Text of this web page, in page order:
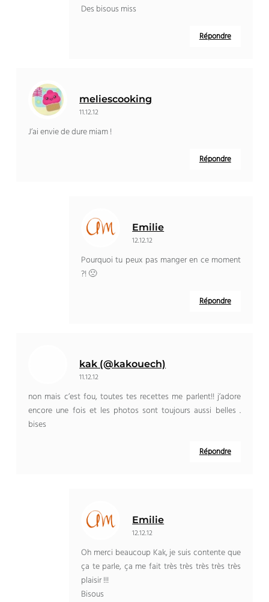
Des bisous miss
Répondre
meliescooking
11.12.12
J’ai envie de dure miam !
Répondre
Emilie
12.12.12
Pourquoi tu peux pas manger en ce moment
?! 🙁
Répondre
kak (@kakouech)
11.12.12
non mais c’est fou, toutes tes recettes me parlent!! j’adore
encore une fois et les photos sont toujours aussi belles .
bises
Répondre
Emilie
12.12.12
Oh merci beaucoup Kak, je suis contente que
ça te parle, ça me fait très très très très très
plaisir !!!
Bisous